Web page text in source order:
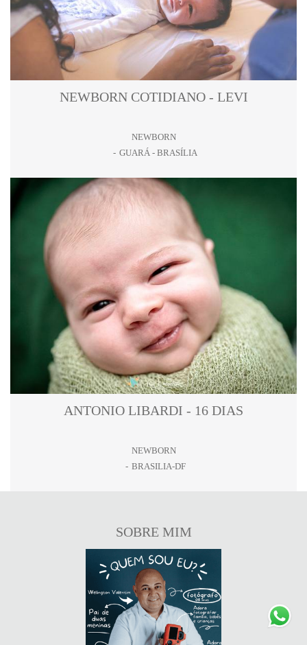
NEWBORN COTIDIANO - LEVI
NEWBORN
GUARÁ - BRASÍLIA
ANTONIO LIBARDI - 16 DIAS
NEWBORN
BRASILIA-DF
SOBRE MIM